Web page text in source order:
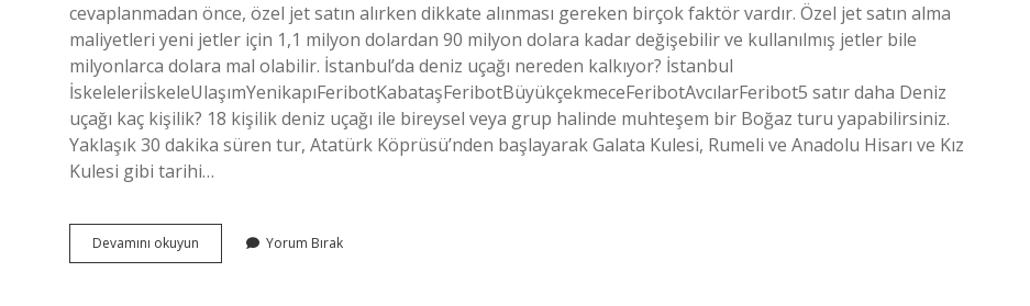
cevaplanmadan önce, özel jet satın alırken dikkate alınması gereken birçok faktör vardır. Özel jet satın alma
maliyetleri yeni jetler için 1,1 milyon dolardan 90 milyon dolara kadar değişebilir ve kullanılmış jetler bile
milyonlarca dolara mal olabilir. İstanbul’da deniz uçağı nereden kalkıyor? İstanbul
İskeleleriİskeleUlaşımYenikapıFeribotKabataşFeribotBüyükçekmeceFeribotAvcılarFeribot5 satır daha Deniz
uçağı kaç kişilik? 18 kişilik deniz uçağı ile bireysel veya grup halinde muhteşem bir Boğaz turu yapabilirsiniz.
Yaklaşık 30 dakika süren tur, Atatürk Köprüsü’nden başlayarak Galata Kulesi, Rumeli ve Anadolu Hisarı ve Kız
Kulesi gibi tarihi…
Devamını okuyun
Uçağı
Yorum Bırak